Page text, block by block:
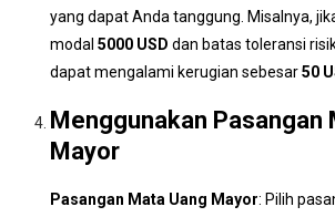
yang dapat Anda tanggung. Misalnya,
modal 5000 USD dan batas toleransi
dapat mengalami kerugian sebesar50
Menggunakan Pasangan
Mayor
Pasangan Mata Uang Mayor: Pilih